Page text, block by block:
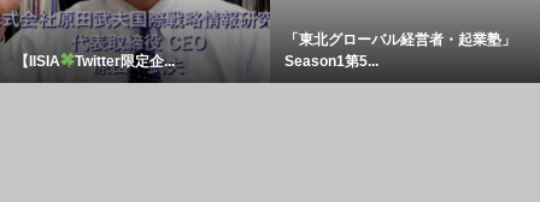
【IISIA Twitter限定企...
「東北グローバル経営者・起業塾」
Season1第5...